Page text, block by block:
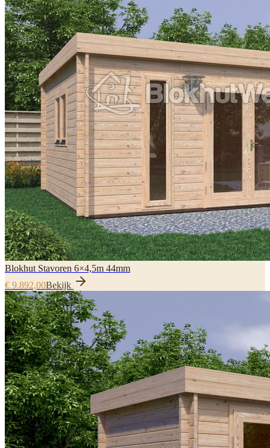
Blokhut Stavoren 6×4,5m 44mm
€ 9.892,00Bekijk